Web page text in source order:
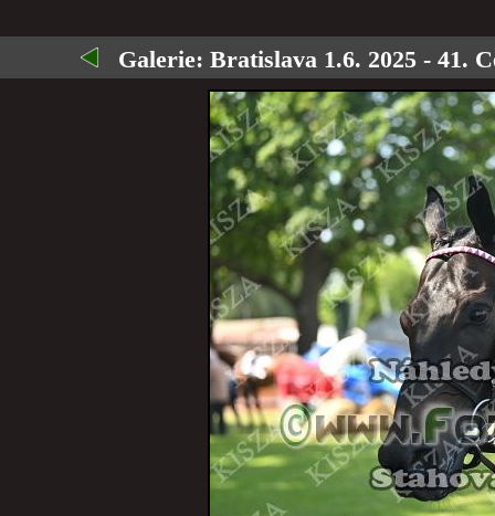
Galerie: Bratislava 1.6. 2025 - 41.